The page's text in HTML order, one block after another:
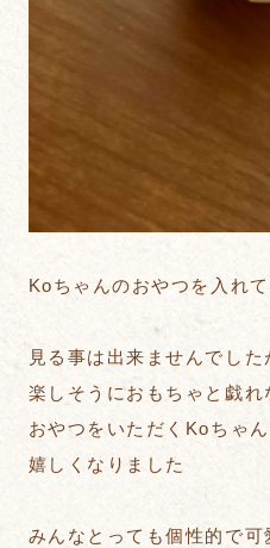
Koちゃんのおやつを入れ
見る事は出来ませんでした
楽しそうにおもちゃと戯れ
おやつをいただくKoちゃ
嬉しくなりました
みんなとっても個性的で可